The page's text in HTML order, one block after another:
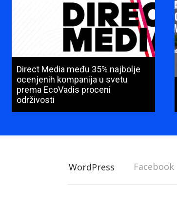
Direct Media među 35% najbolje
ocenjenih kompanija u svetu
prema EcoVadis proceni
održivosti
WordPress Facebook